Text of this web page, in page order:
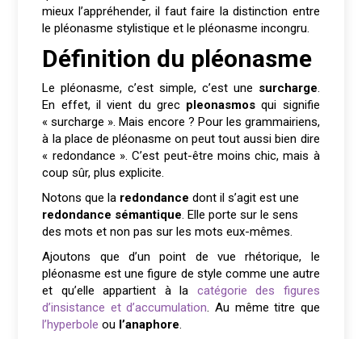
mieux l’appréhender, il faut faire la distinction entre
le pléonasme stylistique et le pléonasme incongru.
Définition du pléonasme
Le pléonasme, c’est simple, c’est une surcharge
En effet, il vient du grec pleonasmos qui signifie
« surcharge ». Mais encore ? Pour les grammairiens,
à la place de pléonasme on peut tout aussi bien dire
« redondance ». C’est peut-être moins chic, mais à
coup sûr, plus explicite.
Notons que la redondance dont il s’agit est une
redondance sémantique . Elle porte sur le sens
des mots et non pas sur les mots eux-mêmes.
Ajoutons que d’un point de vue rhétorique, le
pléonasme est une figure de style comme une autre
et qu’elle appartient à la catégorie des figures
d’insistance et d’accumulation . Au même titre que
l’hyperbole ou l’anaphore